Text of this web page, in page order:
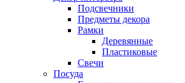
Подсвечники
Предметы декора
Рамки
Деревянные
Пластиковые
Свечи
Посуда